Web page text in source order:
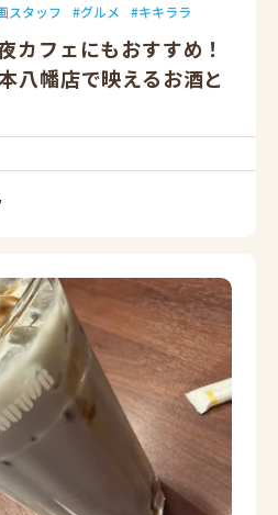
スタッフ グルメ キキララ
カフェにもおすすめ！
八幡店で映えるお酒と